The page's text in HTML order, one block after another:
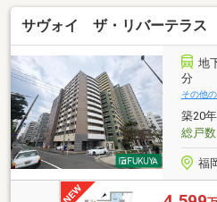
で、通勤、通学はもちろ
楽しめる立地です。約
ご家族が自然と集まる憩
らに、両面バルコニーを
が通りやすく、採光、通
を実現☆また、オートロ
クルームなど、あると嬉
す☆是非お気軽にお問い
サヴォイ ザ・リバーテラス
地
分
その他
築20
総戸数
福